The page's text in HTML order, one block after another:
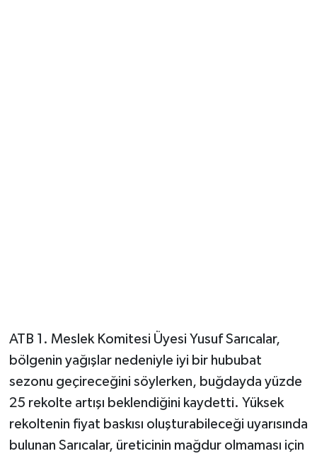
ATB 1. Meslek Komitesi Üyesi Yusuf Sarıcalar,
bölgenin yağışlar nedeniyle iyi bir hububat
sezonu geçireceğini söylerken, buğdayda yüzde
25 rekolte artışı beklendiğini kaydetti. Yüksek
rekoltenin fiyat baskısı oluşturabileceği uyarısında
bulunan Sarıcalar, üreticinin mağdur olmaması için